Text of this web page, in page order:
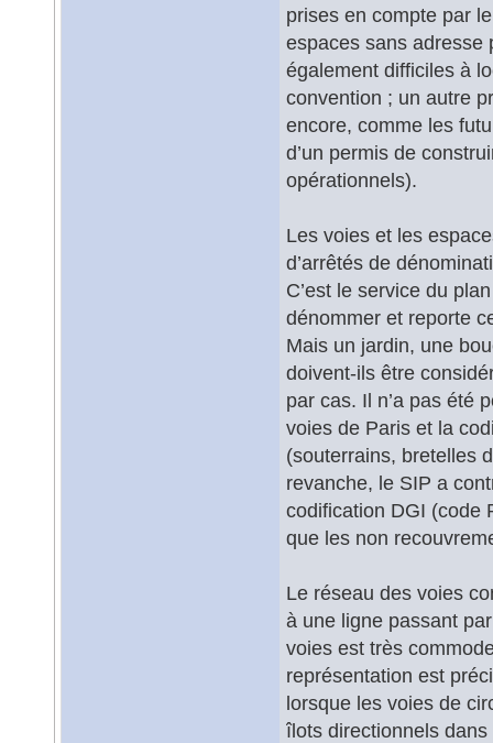
prises en compte par
espaces sans
également difficiles à
convention ; un autre
encore, comme les
d’un permis de
opérationnels).
Les voies et les
d’arrêtés de
C’est le service du
dénommer et reporte
Mais un jardin, une
doivent-ils être
par cas. Il n’a pas été
voies de Paris et la
(souterrains, bretelles
revanche, le SIP a
codification DGI (code
que les non
Le réseau des voies
à une ligne passant
voies est très
représentation est
lorsque les voies de
îlots directionnels